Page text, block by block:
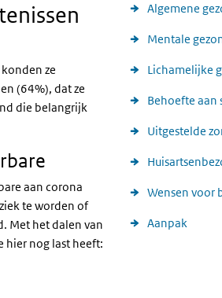
ze
(64%), dat ze
die belangrijk
aan corona
te worden of
Met het dalen van
hier nog last heeft:
Algemene
Mentale
Lichamelijke
Behoefte aan
Uitgestelde
Wensen voor
Aanpak